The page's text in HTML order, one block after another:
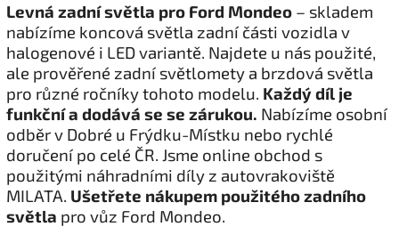
Levná zadní světla pro Ford Mondeo – skladem
nabízíme koncová světla zadní části vozidla v
halogenové i LED variantě. Najdete u nás použité,
ale prověřené zadní světlomety a brzdová světla
pro různé ročníky tohoto modelu. Každý díl je
funkční a dodává se se zárukou. Nabízíme osobní
odběr v Dobré u Frýdku-Místku nebo rychlé
doručení po celé ČR. Jsme online obchod s
použitými náhradními díly z autovrakoviště
MILATA. Ušetřete nákupem použitého zadního
světla pro vůz Ford Mondeo.